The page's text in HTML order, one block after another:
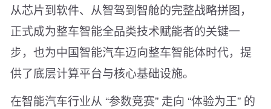
从芯片到软件、从智驾到智舱的完整战略拼图，
正式成为整车智能全品类技术赋能者的关键一
步，也为中国智能汽车迈向整车智能体时代，提
供了底层计算平台与核心基础设施。
在智能汽车行业从 “参数竞赛” 走向 “体验为王” 的